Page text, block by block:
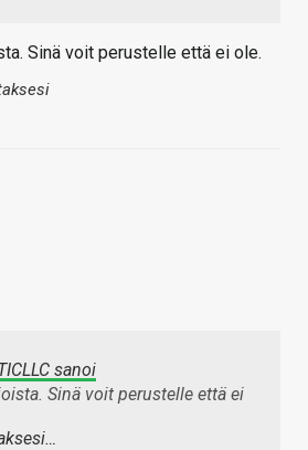
Sinä voit perustelle että ei ole.
sanoi
Sinä voit perustelle että ei